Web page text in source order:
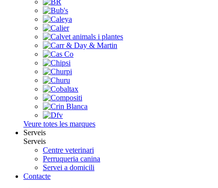
Veure totes les marques
Serveis
Serveis
Centre veterinari
Perruqueria canina
Servei a domicili
Contacte